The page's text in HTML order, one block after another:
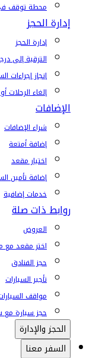
محطة توقف
إدارة الحجز
إدارة الحجز
الترقية إلى
إنجاز إجراءات
إلغاء الرحلات
الإضافات
شراء الإضافات
إضافة أمتعة
اختيار مقعد
إضافة تأمين
خدمات إضافية
روابط ذات صلة
العروض
اختر مقعد مع
حجز الفنادق
تأجير السيارات
مواقف
حجز سيارة مع
الحجز والإدارة
السفر معنا